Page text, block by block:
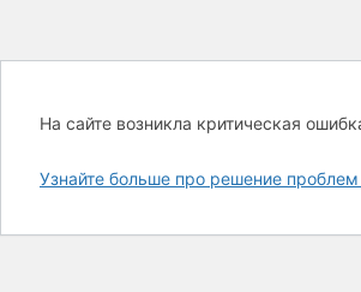
На сайте возникла критическая
Узнайте больше про решение проблем